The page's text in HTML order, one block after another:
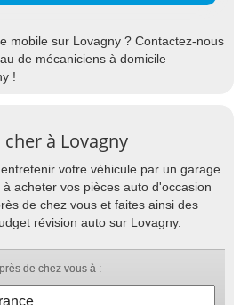
mobile sur Lovagny ? Contactez-nous
de mécaniciens à domicile
!
à Lovagny
votre véhicule par un garage
acheter vos pièces auto d'occasion
de chez vous et faites ainsi des
révision auto sur Lovagny.